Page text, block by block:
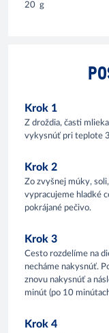
20 g
Krok 1
Z droždia, časti
vykysnúť pri teplote
Krok 2
Zo zvyšnej múky,
vypracujeme hladké
pokrájané pečivo.
Krok 3
Cesto rozdelíme na
necháme nakysnúť.
znovu nakysnúť a
minút (po 10
Krok 4